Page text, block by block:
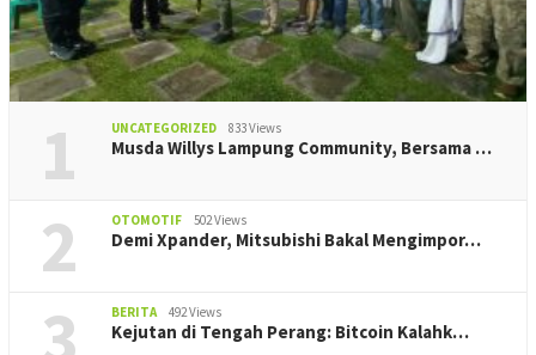
1 UNCATEGORIZED 833 Views
Musda Willys Lampung Community, Bersama …
2 OTOMOTIF 502 Views
Demi Xpander, Mitsubishi Bakal Mengimpor…
BERITA 492 Views
Kejutan di Tengah Perang: Bitcoin Kalahk…